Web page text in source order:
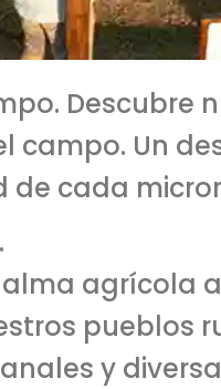
campo. Un
de cada
agrícola
pueblos
y